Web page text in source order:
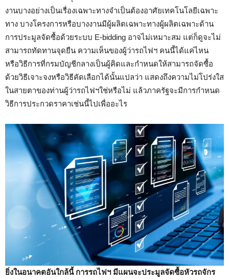
งานบางอย่างเป็นเรื่องเฉพาะทางจำเป็นต้องอาศัยเทคโนโลยีเฉพาะ
ทาง บางโครงการหรือบางงานมีผู้ผลิตเฉพาะทางผู้ผลิตเฉพาะด้าน
การประมูลจัดซื้อด้วยระบบ E-bidding อาจไม่เหมาะสม แต่ก็ดูจะไม่
สามารถทัดทานจุดยืน ความเห็นของผู้ว่ารถไฟฯ คนนี้ได้แค่ไหน
หรือวิธีการที่กรมบัญชีกลางเป็นผู้คิดและกำหนดให้สามารถจัดซื้อ
ด้วยวิธีเจาะจงหรือวิธีคัดเลือกได้นั้นแปลว่า แสดงถึงความไม่โปร่งใส
ในสายตาของท่านผู้ว่ารถไฟฯใช่หรือไม่ แล้วภาครัฐจะมีการกำหนด
วิธีการประกวดราคาเช่นนี้ไปเพื่ออะไร
ยิ่งในอนาคตอันใกล้นี้ การรถไฟฯ มีแผนจะประมูลจัดซื้อหัวรถจักร